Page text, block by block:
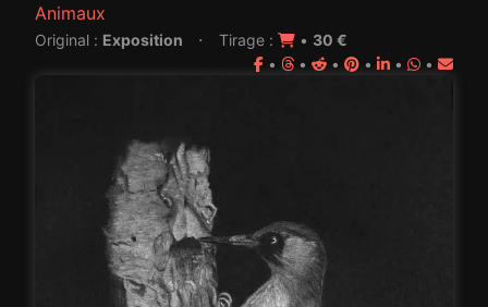
Animaux
Original : Exposition · Tirage : • 30 €
•
• • • • •